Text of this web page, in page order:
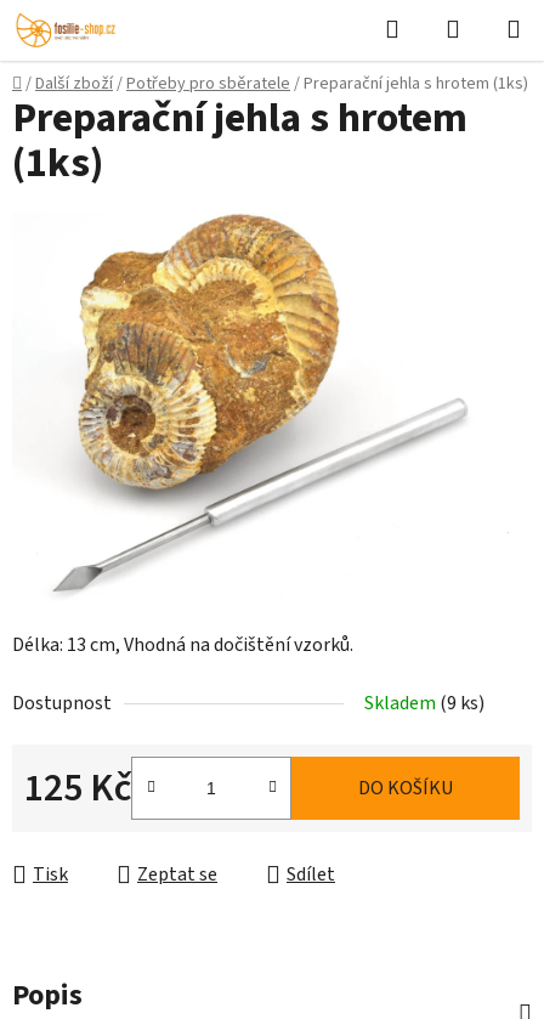
Přejít
na
obsah
Hledat
KOŠÍK
Domů
/Další zboží/Potřeby pro sběratele/Preparační jehla s hrotem (1ks)
Délka: 13 cm, Vhodná na dočištění vzorků.
Dostupnost Skladem (9 ks)
125 Kč DO KOŠÍKU
Tisk Zeptat se Sdílet
Preparační jehla s hrotem
(1ks)
Popis